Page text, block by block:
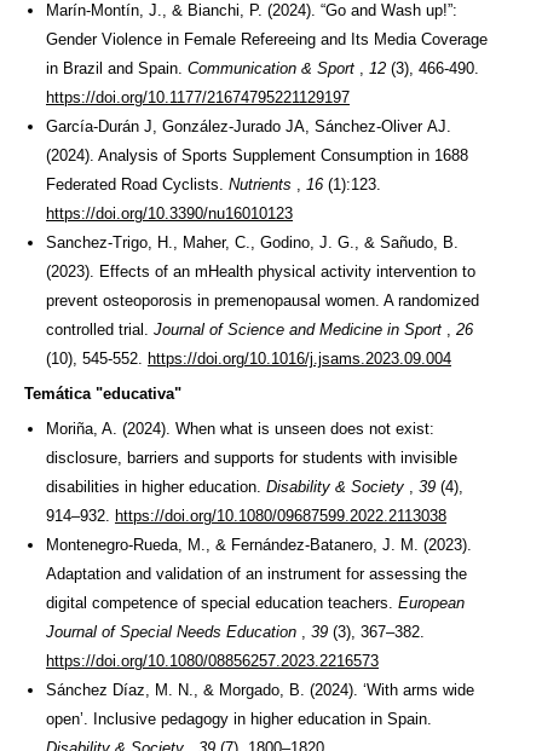
Marín-Montín, J., & Bianchi, P. (2024). “Go and Wash up!”:
Gender Violence in Female Refereeing and Its Media Coverage
in Brazil and Spain. Communication & Sport , 12 (3), 466-490.
https://doi.org/10.1177/21674795221129197
García-Durán J, González-Jurado JA, Sánchez-Oliver AJ.
(2024). Analysis of Sports Supplement Consumption in 1688
Federated Road Cyclists. Nutrients , 16 (1):123.
https://doi.org/10.3390/nu16010123
Sanchez-Trigo, H., Maher, C., Godino, J. G., & Sañudo, B.
(2023). Effects of an mHealth physical activity intervention to
prevent osteoporosis in premenopausal women. A randomized
controlled trial. Journal of Science and Medicine in Sport , 26
(10), 545-552. https://doi.org/10.1016/j.jsams.2023.09.004
Temática "educativa"
Moriña, A. (2024). When what is unseen does not exist:
disclosure, barriers and supports for students with invisible
disabilities in higher education. Disability & Society , 39 (4),
914–932. https://doi.org/10.1080/09687599.2022.2113038
Montenegro-Rueda, M., & Fernández-Batanero, J. M. (2023).
Adaptation and validation of an instrument for assessing the
digital competence of special education teachers. European
Journal of Special Needs Education , 39 (3), 367–382.
https://doi.org/10.1080/08856257.2023.2216573
Sánchez Díaz, M. N., & Morgado, B. (2024). ‘With arms wide
open’. Inclusive pedagogy in higher education in Spain.